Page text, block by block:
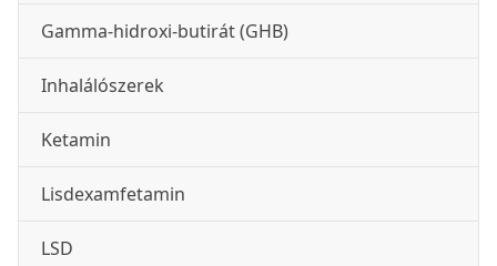
Gamma-hidroxi-butirát (GHB)
Inhalálószerek
Ketamin
Lisdexamfetamin
LSD